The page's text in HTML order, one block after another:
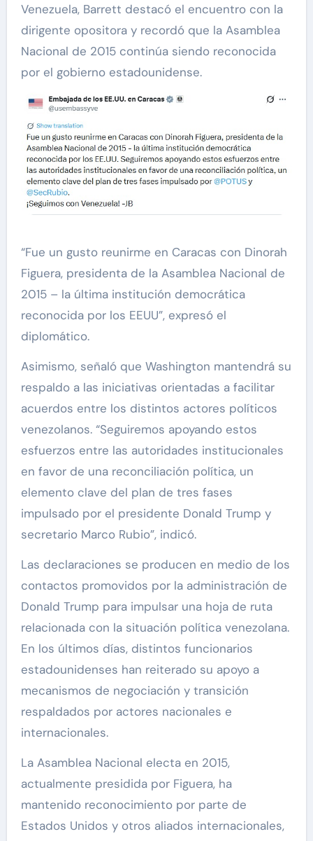
Venezuela, Barrett destacó el encuentro con la
dirigente opositora y recordó que la Asamblea
Nacional de 2015 continúa siendo reconocida
por el gobierno estadounidense.
“Fue un gusto reunirme en Caracas con Dinorah
Figuera, presidenta de la Asamblea Nacional de
2015 – la última institución democrática
reconocida por los EEUU”, expresó el
diplomático.
Asimismo, señaló que Washington mantendrá su
respaldo a las iniciativas orientadas a facilitar
acuerdos entre los distintos actores políticos
venezolanos. “Seguiremos apoyando estos
esfuerzos entre las autoridades institucionales
en favor de una reconciliación política, un
elemento clave del plan de tres fases
impulsado por el presidente Donald Trump y
secretario Marco Rubio”, indicó.
Las declaraciones se producen en medio de los
contactos promovidos por la administración de
Donald Trump para impulsar una hoja de ruta
relacionada con la situación política venezolana.
En los últimos días, distintos funcionarios
estadounidenses han reiterado su apoyo a
mecanismos de negociación y transición
respaldados por actores nacionales e
internacionales.
La Asamblea Nacional electa en 2015,
actualmente presidida por Figuera, ha
mantenido reconocimiento por parte de
Estados Unidos y otros aliados internacionales,